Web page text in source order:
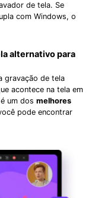
de tela. Se
com Windows, o
alternativo para
gravação de tela
acontece na tela em
um dos melhores
pode encontrar